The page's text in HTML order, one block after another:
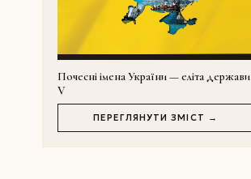
Почесні імена України — еліта держави
V
ПЕРЕГЛЯНУТИ ЗМІСТ →